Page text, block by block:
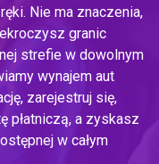
Nie ma znaczenia,
granic
strefie w dowolnym
wynajem aut
zarejestruj się,
płatniczą, a zyskasz
w całym